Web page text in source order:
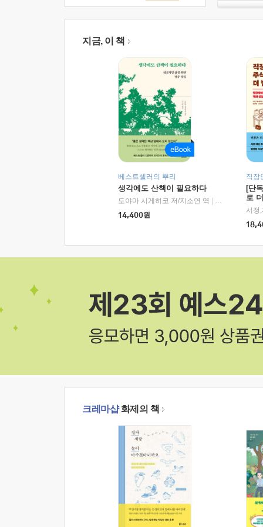
지금, 이 책
베스트셀러의 뿌리
생각에도 산책이 필요하다
도야마 시게히코 저/지소연 역
알에이치코리
14,400원
직장
[단
로
크레마샵화제의 책